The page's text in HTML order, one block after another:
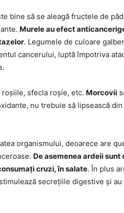
bine să se aleagă fructele de
Murele au efect
. Legumele de culoare
cancerului, luptă împotriva
sfecla roșie, etc. Morcovii
nu trebuie să lipsească
organismului, deoarece are
De asemenea ardeii sunt
cruzi, în salate. În plus
secrețiile digestive și